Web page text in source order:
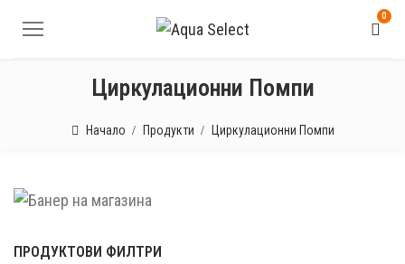
0
Циркулационни Помпи
Начало Продукти Циркулационни Помпи
ПРОДУКТОВИ ФИЛТРИ